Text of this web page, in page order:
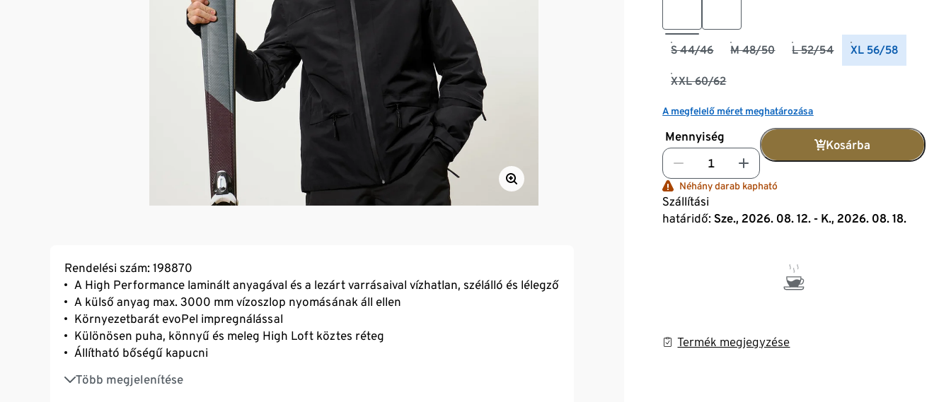
S 44/46 M 48/50 L 52/54 XL 56/58
XXL 60/62
A megfelelő méret meghatározása
Mennyiség
Kosárba
Néhány darab kapható
Szállítási
határidő: Sze., 2026. 08. 12. - K., 2026. 08. 18.
Termék megjegyzése
Rendelési szám: 198870
A High Performance laminált anyagával és a lezárt varrásaival vízhatlan, szélálló és lélegző
A külső anyag max. 3000 mm vízoszlop nyomásának áll ellen
Környezetbarát evoPel impregnálással
Különösen puha, könnyű és meleg High Loft köztes réteg
Állítható bőségű kapucni
Több megjelenítése
Állógallér
Vízhatlan hófogó csúszásgátló gumírozással és patentgombokkal a bőség